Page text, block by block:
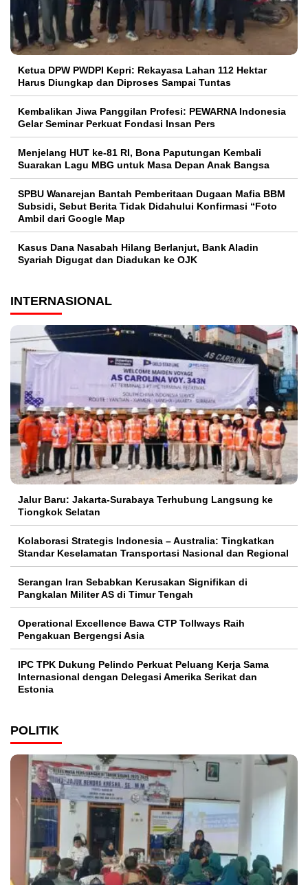
Ketua DPW PWDPI Kepri: Rekayasa Lahan 112 Hektar
Harus Diungkap dan Diproses Sampai Tuntas
Kembalikan Jiwa Panggilan Profesi: PEWARNA Indonesia
Gelar Seminar Perkuat Fondasi Insan Pers
Menjelang HUT ke-81 RI, Bona Paputungan Kembali
Suarakan Lagu MBG untuk Masa Depan Anak Bangsa
SPBU Wanarejan Bantah Pemberitaan Dugaan Mafia BBM
Subsidi, Sebut Berita Tidak Didahului Konfirmasi “Foto
Ambil dari Google Map
Kasus Dana Nasabah Hilang Berlanjut, Bank Aladin
Syariah Digugat dan Diadukan ke OJK
INTERNASIONAL
Jalur Baru: Jakarta-Surabaya Terhubung Langsung ke
Tiongkok Selatan
Kolaborasi Strategis Indonesia – Australia: Tingkatkan
Standar Keselamatan Transportasi Nasional dan Regional
Serangan Iran Sebabkan Kerusakan Signifikan di
Pangkalan Militer AS di Timur Tengah
Operational Excellence Bawa CTP Tollways Raih
Pengakuan Bergengsi Asia
IPC TPK Dukung Pelindo Perkuat Peluang Kerja Sama
Internasional dengan Delegasi Amerika Serikat dan
Estonia
POLITIK